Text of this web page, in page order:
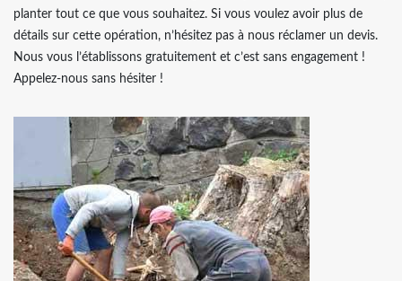
planter tout ce que vous souhaitez. Si vous voulez avoir plus de
détails sur cette opération, n’hésitez pas à nous réclamer un devis.
Nous vous l’établissons gratuitement et c’est sans engagement !
Appelez-nous sans hésiter !